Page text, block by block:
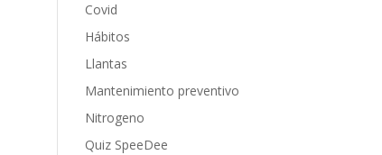
Covid
Hábitos
Llantas
Mantenimiento preventivo
Nitrogeno
Quiz SpeeDee